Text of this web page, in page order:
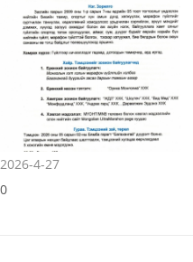
2026-4-27
0